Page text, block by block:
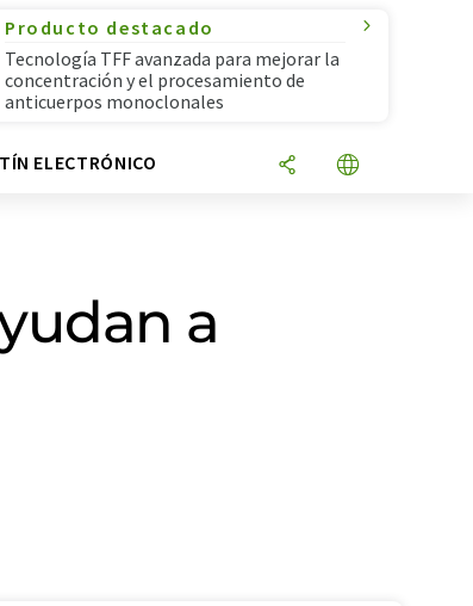
Producto destacado
Tecnología TFF avanzada para mejorar la
concentración y el procesamiento de
anticuerpos monoclonales
ELECTRÓNICO
a